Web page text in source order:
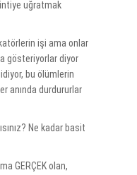
uğratmak
işi ama onlar
gösteriyorlar diyor
bu ölümlerin
anında durdururlar
Ne kadar basit
GERÇEK olan,